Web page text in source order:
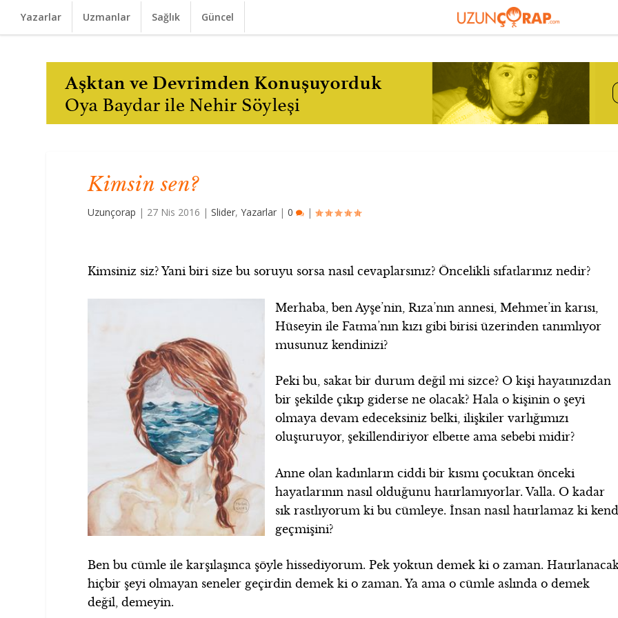
Yazarlar Uzmanlar Sağlık Güncel
Kimsin sen?
Uzunçorap | 27 Nis 2016 |Slider,Yazarlar |0 |
Kimsiniz siz? Yani biri size bu soruyu sorsa nasıl cevaplarsınız? Öncelikli sıfatlarınız nedir?
Merhaba, ben Ayşe’nin, Rıza’nın annesi, Mehmet’in karısı,
Hüseyin ile Fatma’nın kızı gibi birisi üzerinden tanımlıyor
musunuz kendinizi?
Peki bu, sakat bir durum değil mi sizce? O kişi hayatınızdan
bir şekilde çıkıp giderse ne olacak? Hala o kişinin o şeyi
olmaya devam edeceksiniz belki, ilişkiler varlığımızı
oluşturuyor, şekillendiriyor elbette ama sebebi midir?
Anne olan kadınların ciddi bir kısmı çocuktan önceki
hayatlarının nasıl olduğunu hatırlamıyorlar. Valla. O kadar
sık rastlıyorum ki bu cümleye.İnsan nasıl hatırlamaz ki
geçmişini?
Ben bu cümle ile karşılaşınca şöyle hissediyorum. Pek yoktun demek ki o zaman.
hiçbir şeyi olmayan seneler geçirdin demek ki o zaman. Ya ama o cümle aslında o demek
değil, demeyin.